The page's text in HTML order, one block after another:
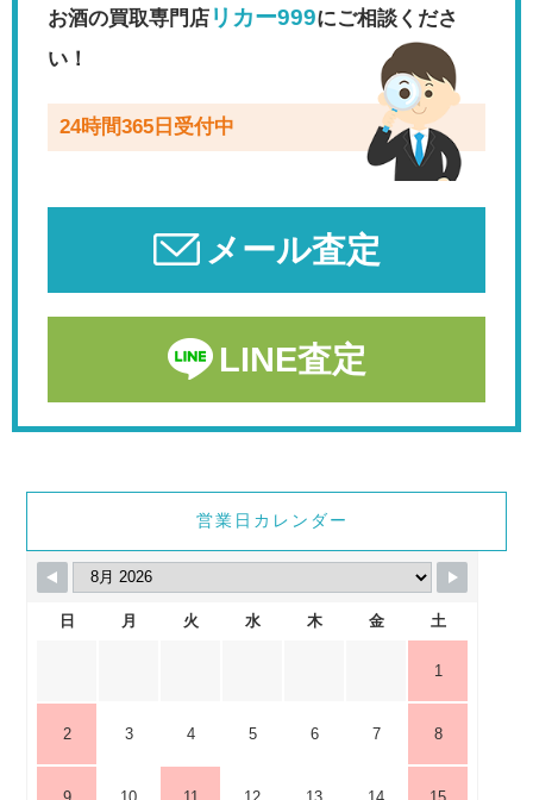
お酒の買取専門店 リカー999にご相談くださ
い！
24時間365日受付中
メール査定
LINE査定
営業日カレンダー
日 月 火 水 木 金 土
1
2 3 4 5 6 7 8